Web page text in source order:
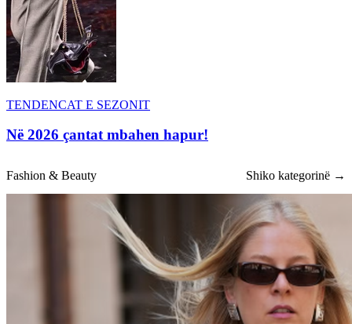
TENDENCAT E SEZONIT
Në 2026 çantat mbahen hapur!
Fashion & Beauty Shiko kategorinë →